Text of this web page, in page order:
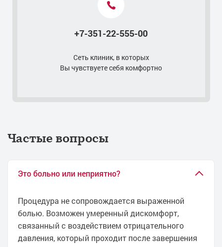
Лечение скрытых инфекций
Лечение орхита
Удаление парауретральной кисты
Удаление папиллом у мужчин в интимных местах
Лечение постита
Лечение фимоза лазером
Лечение болезни Пейрони
Лечение недержания мочи
Лечение недержания мочи у женщин
Лечение недержания мочи у мужчин
+7-351-22-555-00
Сеть клиник, в которых
Вы чувствуете себя комфортно
Частые вопросы
Это больно или неприятно?
Процедура не сопровождается выраженной
болью. Возможен умеренный дискомфорт,
связанный с воздействием отрицательного
давления, который проходит после завершения